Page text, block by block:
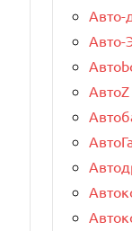
Авто-
Авто-
АвтоZ